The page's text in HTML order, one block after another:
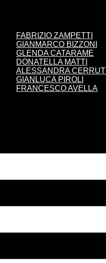
FABRIZIO ZAMPETTI
GIANMARCO BIZZONI
GLENDA CATARAME
DONATELLA MATTI
ALESSANDRA CERRUTI
GIANLUCA PIROLI
FRANCESCO AVELLA